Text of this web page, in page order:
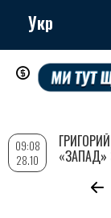
Перейти
содержанию
Укр
09:08
28.10